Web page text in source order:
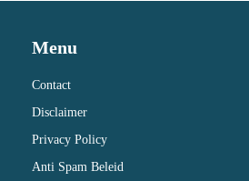
Menu
Contact
Disclaimer
Privacy Policy
Anti Spam Beleid